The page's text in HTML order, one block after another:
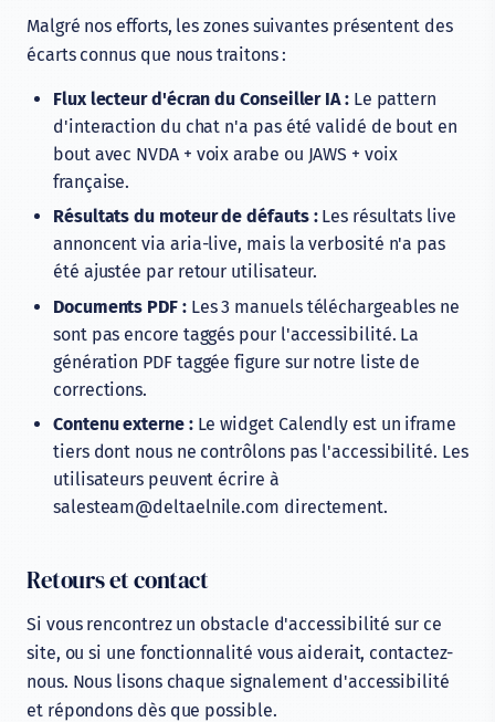
Malgré nos efforts, les zones suivantes présentent des
écarts connus que nous traitons :
Flux lecteur d'écran du Conseiller IA :Le pattern
d'interaction du chat n'a pas été validé de bout en
bout avec NVDA + voix arabe ou JAWS + voix
française.
Résultats du moteur de défauts :Les résultats live
annoncent via aria-live, mais la verbosité n'a pas
été ajustée par retour utilisateur.
Documents PDF :Les 3 manuels téléchargeables ne
sont pas encore taggés pour l'accessibilité. La
génération PDF taggée figure sur notre liste de
corrections.
Contenu externe :Le widget Calendly est un iframe
tiers dont nous ne contrôlons pas l'accessibilité. Les
utilisateurs peuvent écrire à
salesteam@deltaelnile.com directement.
Retours et contact
Si vous rencontrez un obstacle d'accessibilité sur ce
site, ou si une fonctionnalité vous aiderait, contactez-
nous. Nous lisons chaque signalement d'accessibilité
et répondons dès que possible.